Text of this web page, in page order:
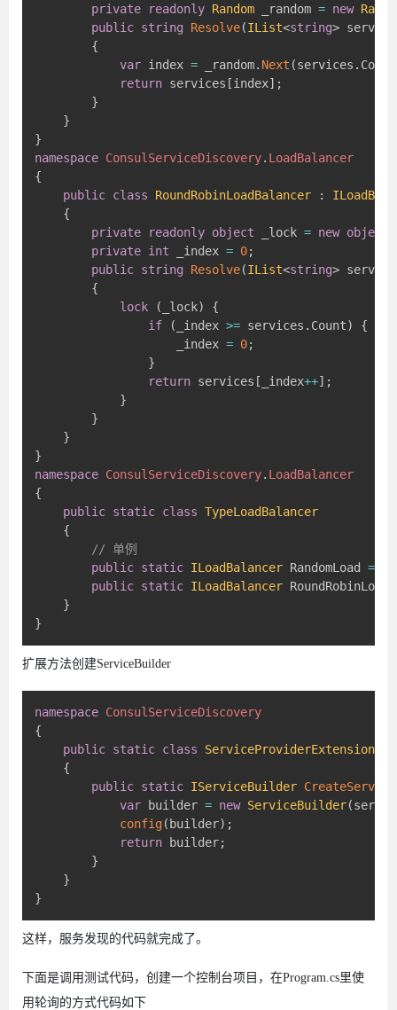
private readonly Random _random = new
public string Resolve(IList<string>
{
var index = _random. Next (services . Count
return services [index] ;
}
}
}
namespace ConsulServiceDiscovery. LoadBalancer
{
public class RoundRobinLoadBalancer :
{
private
readonly object _lock = new object
private int _index = 0;
public string Resolve(IList<string>
{
lock
( _lock)
{
if
( _index >= services . Count)
{
                    _index
= 0;
}
return services [ _index++] ;
}
}
}
}
namespace ConsulServiceDiscovery. LoadBalancer
{
public static class TypeLoadBalancer
{
// 单例
public static ILoadBalancer RandomLoad =
public static ILoadBalancer RoundRobinLoad
}
}
扩展方法创建ServiceBuilder
namespace ConsulServiceDiscovery
{
public static class
ServiceProviderExtension
{
public static IServiceBuilder
var builder = new ServiceBuilder(
config( builder) ;
return builder;
}
}
}
这样，服务发现的代码就完成了。
下面是调用测试代码，创建一个控制台项目，在Program.cs里使
用轮询的方式代码如下